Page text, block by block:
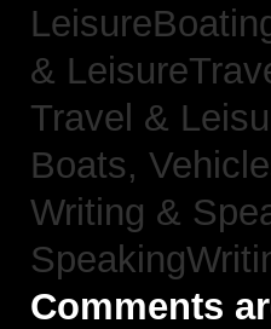
&
Travel &
Boats,
Writing &
Comments